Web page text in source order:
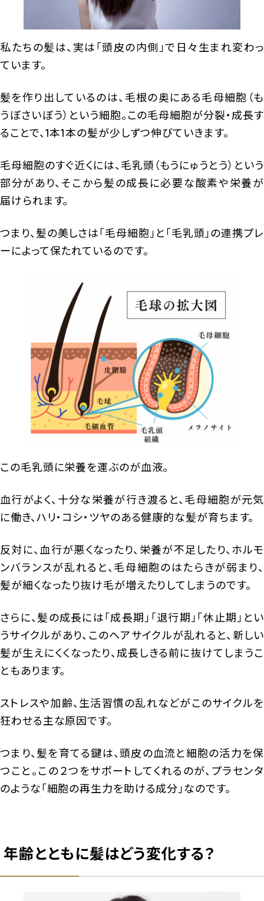
私たちの髪は、実は「頭皮の内側」で日々生まれ変わっ
ています。
髪を作り出しているのは、毛根の奥にある毛母細胞（も
うぼさいぼう）という細胞。この毛母細胞が分裂・成長す
ることで、1本1本の髪が少しずつ伸びていきます。
毛母細胞のすぐ近くには、毛乳頭（もうにゅうとう）という
部分があり、そこから髪の成長に必要な酸素や栄養が
届けられます。
つまり、髪の美しさは「毛母細胞」と「毛乳頭」の連携プレ
ーによって保たれているのです。
この毛乳頭に栄養を運ぶのが血液。
血行がよく、十分な栄養が行き渡ると、毛母細胞が元気
に働き、ハリ・コシ・ツヤのある健康的な髪が育ちます。
反対に、血行が悪くなったり、栄養が不足したり、ホルモ
ンバランスが乱れると、毛母細胞のはたらきが弱まり、
髪が細くなったり抜け毛が増えたりしてしまうのです。
さらに、髪の成長には「成長期」「退行期」「休止期」とい
うサイクルがあり、このヘアサイクルが乱れると、新しい
髪が生えにくくなったり、成長しきる前に抜けてしまうこ
ともあります。
ストレスや加齢、生活習慣の乱れなどがこのサイクルを
狂わせる主な原因です。
つまり、髪を育てる鍵は、頭皮の血流と細胞の活力を保
つこと。この２つをサポートしてくれるのが、プラセンタ
のような「細胞の再生力を助ける成分」なのです。
年齢とともに髪はどう変化する？